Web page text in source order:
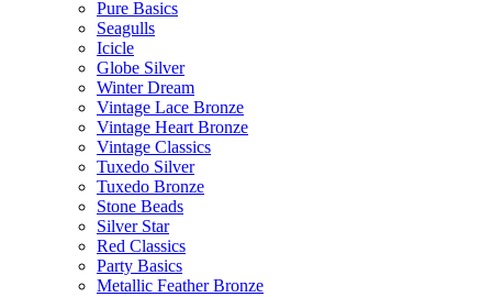
Pure Basics
Seagulls
Icicle
Globe Silver
Winter Dream
Vintage Lace Bronze
Vintage Heart Bronze
Vintage Classics
Tuxedo Silver
Tuxedo Bronze
Stone Beads
Silver Star
Red Classics
Party Basics
Metallic Feather Bronze